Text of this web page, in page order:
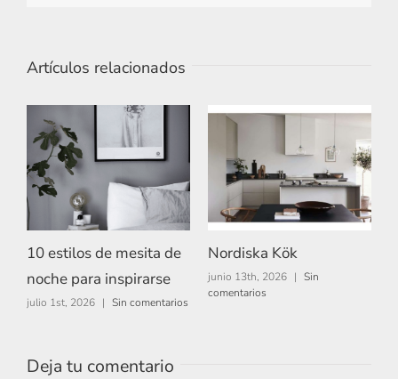
Artículos relacionados
10 estilos de mesita de
noche para inspirarse
julio 1st, 2026 | Sin comentarios
Nordiska Kök
junio 13th, 2026 | Sin
comentarios
Deja tu comentario